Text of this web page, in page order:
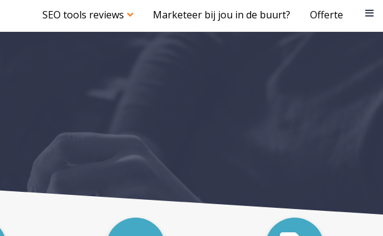
SEO tools reviews Marketeer bij jou in de buurt? Offerte